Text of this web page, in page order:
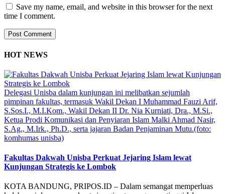
Save my name, email, and website in this browser for the next
time I comment.
HOT NEWS
Delegasi Unisba dalam kunjungan ini melibatkan sejumlah
pimpinan fakultas, termasuk Wakil Dekan I Muhammad Fauzi Arif,
S.Sos.I., M.I.Kom., Wakil Dekan II Dr. Nia Kurniati, Dra., M.Si.,
Ketua Prodi Komunikasi dan Penyiaran Islam Malki Ahmad Nasir,
S.Ag., M.Irk., Ph.D., serta jajaran Badan Penjaminan Mutu.(foto:
komhumas unisba)
Fakultas Dakwah Unisba Perkuat Jejaring Islam lewat
Kunjungan Strategis ke Lombok
KOTA BANDUNG, PRIPOS.ID – Dalam semangat memperluas